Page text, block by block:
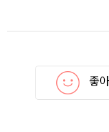
좋